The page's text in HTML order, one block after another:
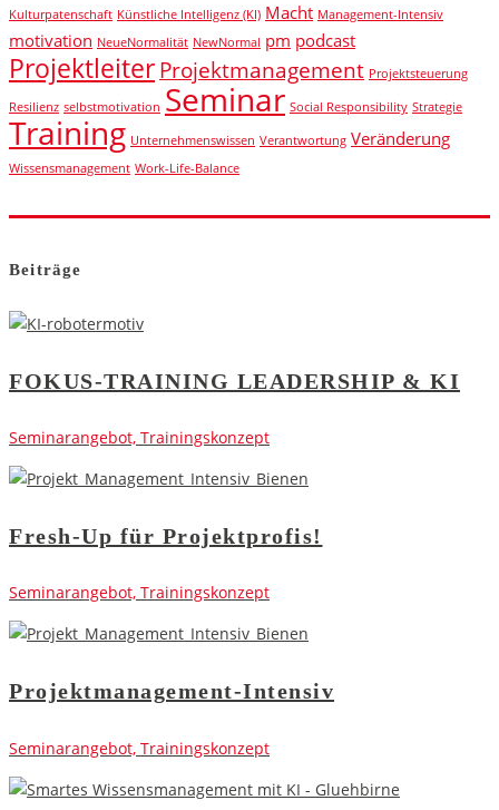
Kulturpatenschaft Künstliche Intelligenz (KI) Macht Management-Intensiv
motivation NeueNormalität NewNormal pm podcast
ProjektleiterProjektmanagement Projektsteuerung
Resilienz selbstmotivation Seminar Social Responsibility Strategie
Training Unternehmenswissen Verantwortung Veränderung
Wissensmanagement Work-Life-Balance
Beiträge
FOKUS-TRAINING LEADERSHIP & KI
Seminarangebot, Trainingskonzept
Fresh-Up für Projektprofis!
Seminarangebot, Trainingskonzept
Projektmanagement-Intensiv
Seminarangebot, Trainingskonzept